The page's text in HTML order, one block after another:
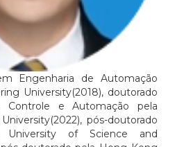
Engenharia de Automação
University(2018), doutorado
Controle e Automação pela
pós-doutorado
of Science and